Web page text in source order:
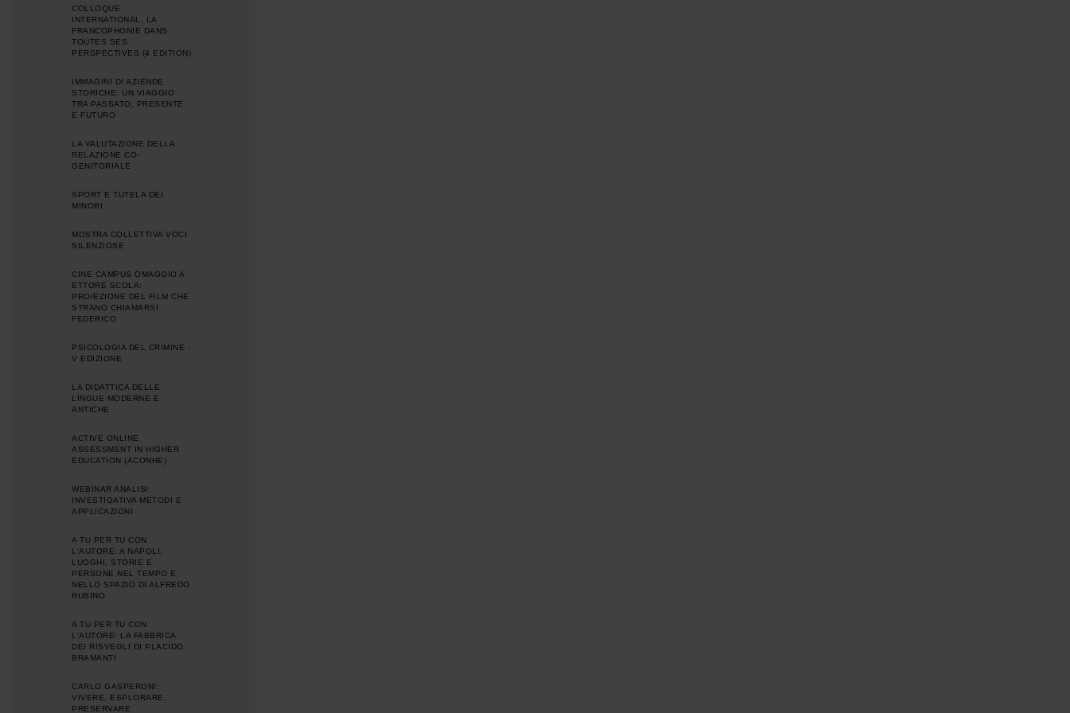
COLLOQUE
INTERNATIONAL, LA
FRANCOPHONIE DANS
TOUTES SES
PERSPECTIVES (4 EDITION)
IMMAGINI DI AZIENDE
STORICHE: UN VIAGGIO
TRA PASSATO, PRESENTE
E FUTURO
LA VALUTAZIONE DELLA
RELAZIONE CO-
GENITORIALE
SPORT E TUTELA DEI
MINORI
MOSTRA COLLETTIVA VOCI
SILENZIOSE
CINE CAMPUS OMAGGIO A
ETTORE SCOLA:
PROIEZIONE DEL FILM CHE
STRANO CHIAMARSI
FEDERICO
PSICOLOGIA DEL CRIMINE -
V EDIZIONE
LA DIDATTICA DELLE
LINGUE MODERNE E
ANTICHE
ACTIVE ONLINE
ASSESSMENT IN HIGHER
EDUCATION (ACONHE)
WEBINAR ANALISI
INVESTIGATIVA METODI E
APPLICAZIONI
A TU PER TU CON
L'AUTORE: A NAPOLI,
LUOGHI, STORIE E
PERSONE NEL TEMPO E
NELLO SPAZIO DI ALFREDO
RUBINO
A TU PER TU CON
L'AUTORE: LA FABBRICA
DEI RISVEGLI DI PLACIDO
BRAMANTI
CARLO GASPERONI:
VIVERE, ESPLORARE,
PRESERVARE